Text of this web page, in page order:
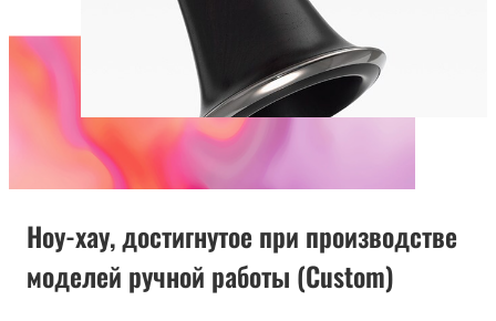
Ноу-хау, достигнутое при производстве
моделей ручной работы (Custom)